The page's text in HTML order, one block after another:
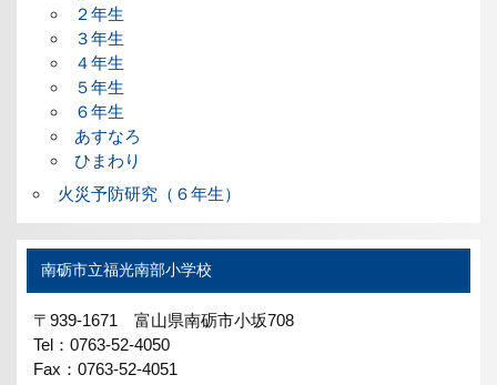
２年生
３年生
４年生
５年生
６年生
あすなろ
ひまわり
火災予防研究（６年生）
南砺市立福光南部小学校
〒939-1671 富山県南砺市小坂708
Tel：0763-52-4050
Fax：0763-52-4051